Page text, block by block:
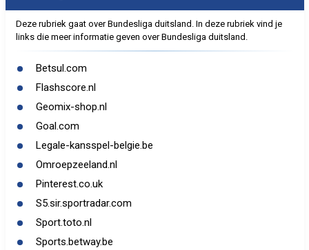
Deze rubriek gaat over Bundesliga duitsland. In deze rubriek vind je
links die meer informatie geven over Bundesliga duitsland.
Betsul.com
Flashscore.nl
Geomix-shop.nl
Goal.com
Legale-kansspel-belgie.be
Omroepzeeland.nl
Pinterest.co.uk
S5.sir.sportradar.com
Sport.toto.nl
Sports.betway.be